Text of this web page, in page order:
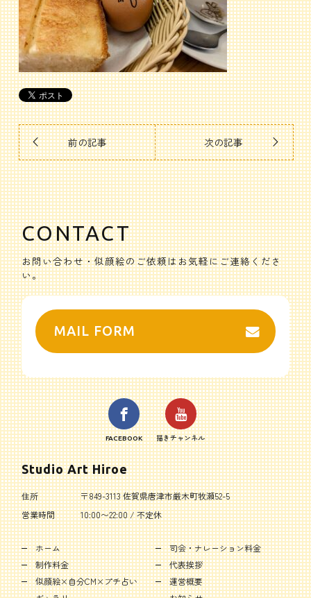
前の記事 次の記事
CONTACT
お問い合わせ・似顔絵のご依頼はお気軽にご連絡くださ
い。
MAIL FORM
FACEBOOK 描きチャンネル
Studio Art Hiroe
住所
〒849-3113 佐賀県唐津市厳木町牧瀬52-5
営業時間
10:00〜22:00 / 不定休
ホーム
制作料金
似顔絵×自分CM×プチ占い
司会・ナレーション料金
代表挨拶
運営概要